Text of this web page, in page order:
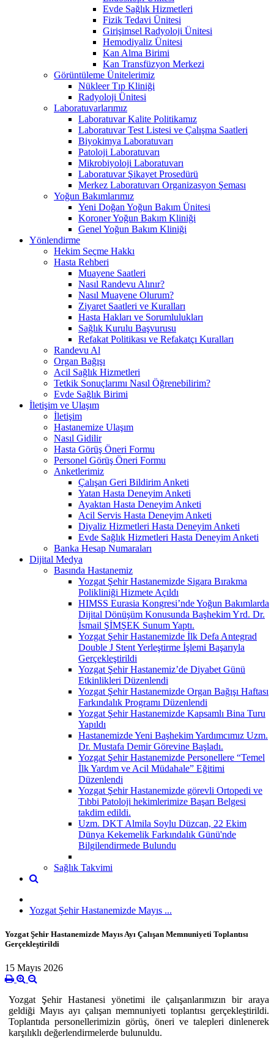
Evde Sağlık Hizmetleri
Fizik Tedavi Ünitesi
Girişimsel Radyoloji Ünitesi
Hemodiyaliz Ünitesi
Kan Alma Birimi
Kan Transfüzyon Merkezi
Görüntüleme Ünitelerimiz
Nükleer Tıp Kliniği
Radyoloji Ünitesi
Laboratuvarlarımız
Laboratuvar Kalite Politikamız
Laboratuvar Test Listesi ve Çalışma Saatleri
Biyokimya Laboratuvarı
Patoloji Laboratuvarı
Mikrobiyoloji Laboratuvarı
Laboratuvar Şikayet Prosedürü
Merkez Laboratuvarı Organizasyon Şeması
Yoğun Bakımlarımız
Yeni Doğan Yoğun Bakım Ünitesi
Koroner Yoğun Bakım Kliniği
Genel Yoğun Bakım Kliniği
Yönlendirme
Hekim Seçme Hakkı
Hasta Rehberi
Muayene Saatleri
Nasıl Randevu Alınır?
Nasıl Muayene Olurum?
Ziyaret Saatleri ve Kuralları
Hasta Hakları ve Sorumlulukları
Sağlık Kurulu Başvurusu
Refakat Politikası ve Refakatçı Kuralları
Randevu Al
Organ Bağışı
Acil Sağlık Hizmetleri
Tetkik Sonuçlarımı Nasıl Öğrenebilirim?
Evde Sağlık Birimi
İletişim ve Ulaşım
İletişim
Hastanemize Ulaşım
Nasıl Gidilir
Hasta Görüş Öneri Formu
Personel Görüş Öneri Formu
Anketlerimiz
Çalışan Geri Bildirim Anketi
Yatan Hasta Deneyim Anketi
Ayaktan Hasta Deneyim Anketi
Acil Servis Hasta Deneyim Anketi
Diyaliz Hizmetleri Hasta Deneyim Anketi
Evde Sağlık Hizmetleri Hasta Deneyim Anketi
Banka Hesap Numaraları
Dijital Medya
Basında Hastanemiz
Yozgat Şehir Hastanemizde Sigara Bırakma
Polikliniği Hizmete Açıldı
HIMSS Eurasia Kongresi’nde Yoğun Bakımlarda
Dijital Dönüşüm Konusunda Başhekim Yrd. Dr.
İsmail ŞİMŞEK Sunum Yaptı.
Yozgat Şehir Hastanemizde İlk Defa Antegrad
Double J Stent Yerleştirme İşlemi Başarıyla
Gerçekleştirildi
Yozgat Şehir Hastanemiz’de Diyabet Günü
Etkinlikleri Düzenlendi
Yozgat Şehir Hastanemizde Organ Bağışı Haftası
Farkındalık Programı Düzenlendi
Yozgat Şehir Hastanemizde Kapsamlı Bina Turu
Yapıldı
Hastanemizde Yeni Başhekim Yardımcımız Uzm.
Dr. Mustafa Demir Görevine Başladı.
Yozgat Şehir Hastanemizde Personellere “Temel
İlk Yardım ve Acil Müdahale” Eğitimi
Düzenlendi
Yozgat Şehir Hastanemizde görevli Ortopedi ve
Tıbbi Patoloji hekimlerimize Başarı Belgesi
takdim edildi.
Uzm. DKT Almila Soylu Düzcan, 22 Ekim
Dünya Kekemelik Farkındalık Günü'nde
Bilgilendirmede Bulundu
Sağlık Takvimi
Yozgat Şehir Hastanemizde Mayıs ...
Yozgat Şehir Hastanemizde Mayıs Ayı Çalışan Memnuniyeti Toplantısı
Gerçekleştirildi
15 Mayıs 2026
Yozgat Şehir Hastanesi yönetimi ile çalışanlarımızın bir araya
geldiği Mayıs ayı çalışan memnuniyeti toplantısı gerçekleştirildi.
Toplantıda personellerimizin görüş, öneri ve talepleri dinlenerek
karşılıklı değerlendirmelerde bulunuldu.